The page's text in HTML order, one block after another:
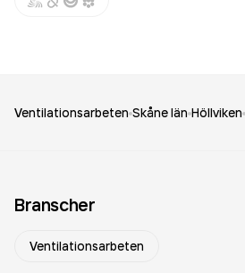
Ventilationsarbeten Skåne län Höllviken
Branscher
Ventilationsarbeten